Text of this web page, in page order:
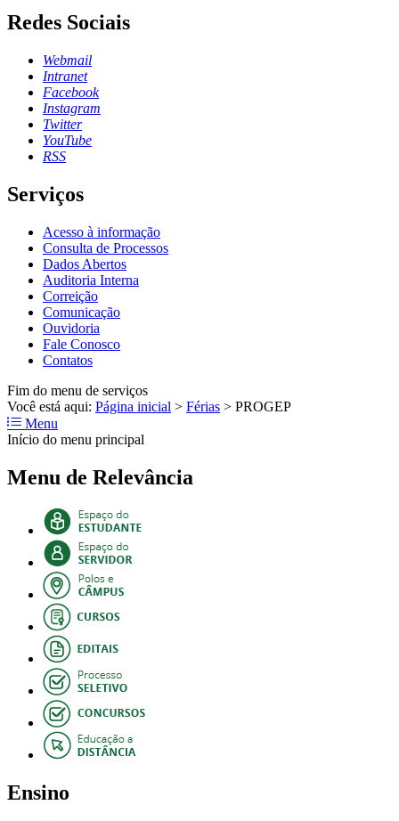
Redes Sociais
Webmail
Intranet
Facebook
Instagram
Twitter
YouTube
RSS
Serviços
Acesso à informação
Consulta de Processos
Dados Abertos
Auditoria Interna
Correição
Comunicação
Ouvidoria
Fale Conosco
Contatos
Fim do menu de serviços
Você está aqui: Página inicial > Férias > PROGEP
Menu
Início do menu principal
Menu de Relevância
Ensino